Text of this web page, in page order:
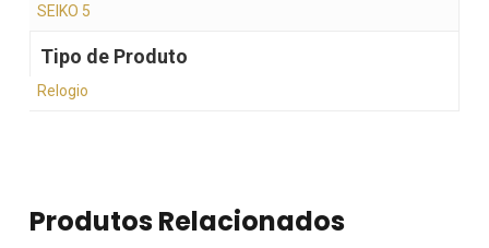
SEIKO 5
Tipo de Produto
Relogio
Produtos Relacionados